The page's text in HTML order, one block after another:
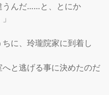
うんだ……と、とにか
に、玲瓏院家に到着し
と逃げる事に決めたのだ